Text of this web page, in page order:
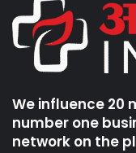
We influence 20
number one
network on the